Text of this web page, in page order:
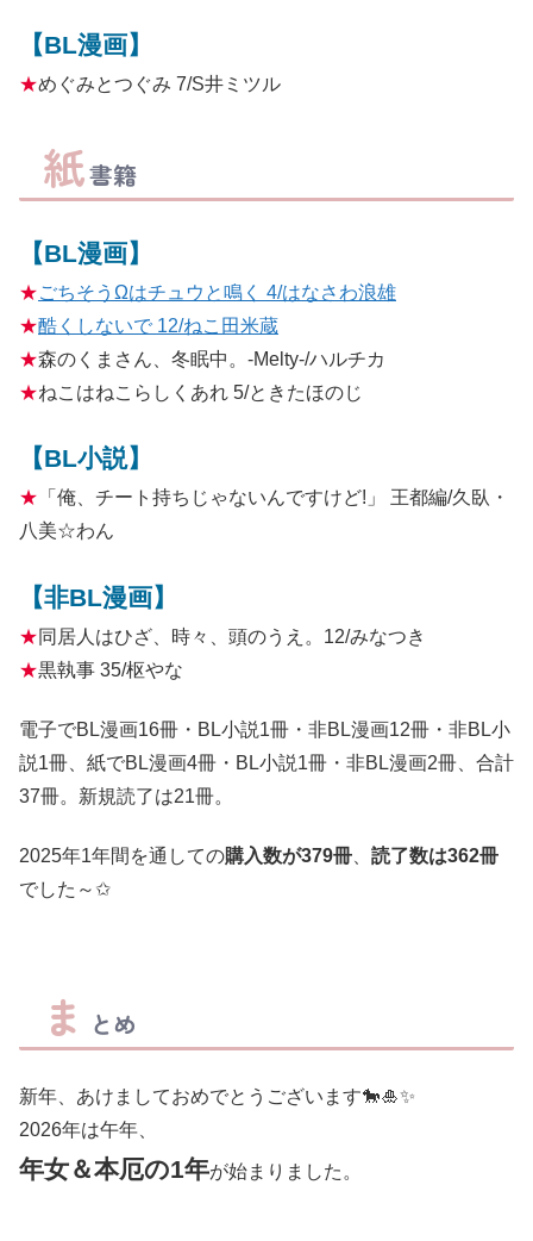
【BL漫画】
★めぐみとつぐみ 7/S井ミツル
紙書籍
【BL漫画】
★ごちそうΩはチュウと鳴く 4/はなさわ浪雄
★酷くしないで 12/ねこ田米蔵
★森のくまさん、冬眠中。-Melty-/ハルチカ
★ねこはねこらしくあれ 5/ときたほのじ
【BL小説】
★ 「俺、チート持ちじゃないんですけど!」 王都編/久臥・
八美☆わん
【非BL漫画】
★同居人はひざ、時々、頭のうえ。12/みなつき
★黒執事 35/枢やな
電子でBL漫画16冊・BL小説1冊・非BL漫画12冊・非BL小
説1冊、紙でBL漫画4冊・BL小説1冊・非BL漫画2冊、合計
37冊。新規読了は21冊。
2025年1年間を通しての購入数が379冊、 読了数は362冊
でした～✩
ま とめ
新年、あけましておめでとうございます🐎🎍✨
2026年は午年、
年女＆本厄の1年が始まりました。